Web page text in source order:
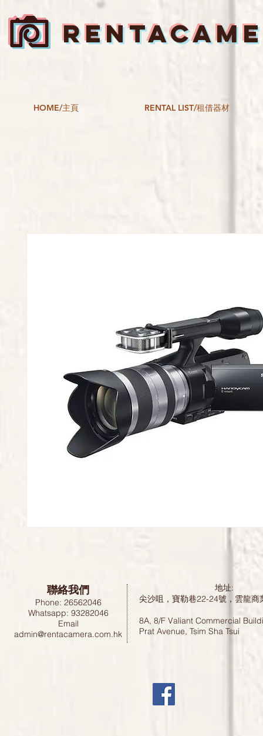
HOME/主頁 RENTAL LIST/租借器材
聯絡我們
Phone: 26562046
Whatsapp: 93282046
Email
admin@rentacamera.com.hk
地址:
尖沙咀，寶勒巷22-24號，雲龍
8A, 8/F Valiant Commercial
Prat Avenue, Tsim Sha Tsui